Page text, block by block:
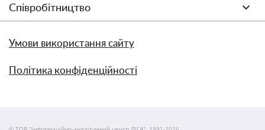
Співробітництво
Умови використання сайту
Політика конфіденційності